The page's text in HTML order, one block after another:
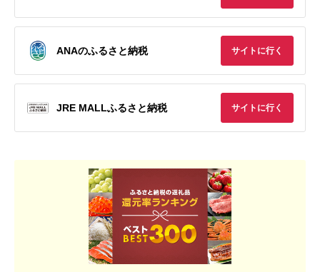
ANAのふるさと納税 サイトに行く
JRE MALLふるさと納税 サイトに行く